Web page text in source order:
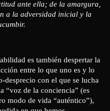
ante ella; de la amargura,
a la adversidad inicial y la
es también despertar la
entre lo que uno es y lo
desprecio con el que se lucha
“voz de la conciencia” (es
modo de vida “auténtico”),